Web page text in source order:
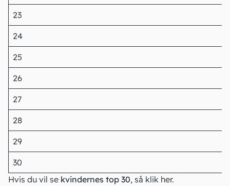
23
24
25
26
27
28
29
30
Hvis du vil se kvindernes top 30, så klik her.